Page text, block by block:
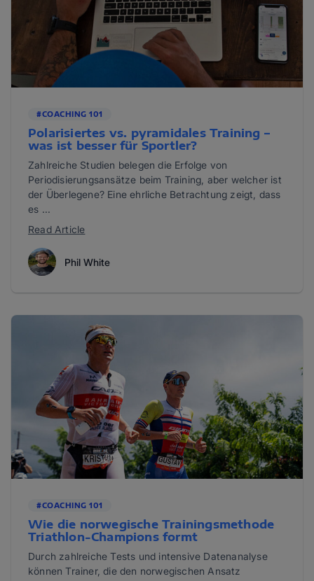
#COACHING 101
Polarisiertes vs. pyramidales Training –
was ist besser für Sportler?
Zahlreiche Studien belegen die Erfolge von
Periodisierungsansätze beim Training, aber welcher ist
der Überlegene? Eine ehrliche Betrachtung zeigt, dass
es ...
Read Article
Phil White
#COACHING 101
Wie die norwegische Trainingsmethode
Triathlon-Champions formt
Durch zahlreiche Tests und intensive Datenanalyse
können Trainer, die den norwegischen Ansatz